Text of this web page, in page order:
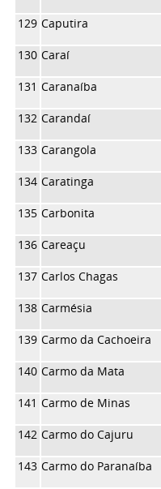
129 Caputira
130 Caraí
131 Caranaíba
132 Carandaí
133 Carangola
134 Caratinga
135 Carbonita
136 Careaçu
137 Carlos Chagas
138 Carmésia
139 Carmo da Cachoeira
140 Carmo da Mata
141 Carmo de Minas
142 Carmo do Cajuru
143 Carmo do Paranaíba